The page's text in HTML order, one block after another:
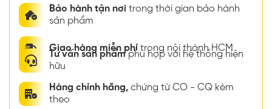
Bảo hành tận nơi trong thời gian bảo hành
sản phẩm
Giao hàng miễn phí trong nội thành HCM
Tư vấn sản phẩmphù hợp với hệ thống hiện
hữu
Hàng chính hãng, chứng từ CO - CQ kèm
theo